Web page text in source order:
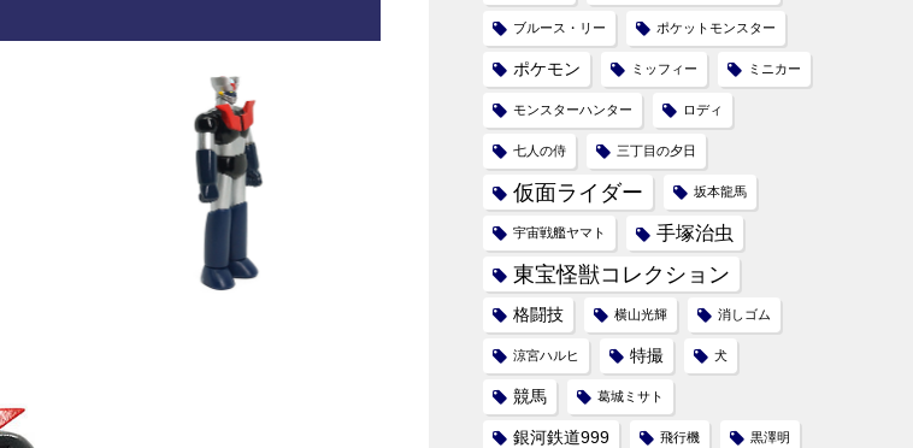
ブルース・リー ポケットモンスター
ポケモン ミッフィー ミニカー
モンスターハンター ロディ
七人の侍 三丁目の夕日
仮面ライダー 坂本龍馬
宇宙戦艦ヤマト 手塚治虫
東宝怪獣コレクション
格闘技 横山光輝 消しゴム
涼宮ハルヒ 特撮 犬
競馬 葛城ミサト
銀河鉄道999 飛行機 黒澤明